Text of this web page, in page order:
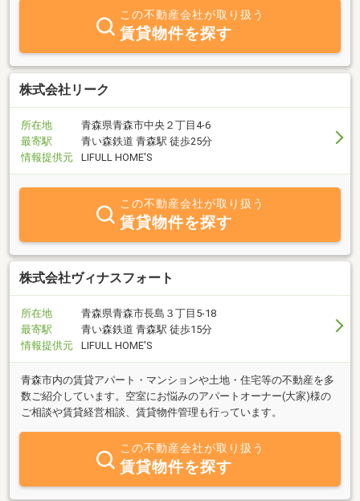
この不動産会社が取り扱う
賃貸物件を探す
株式会社リーク
所在地
青森県青森市中央２丁目4-6
最寄駅
青い森鉄道 青森駅 徒歩25分
情報提供元
LIFULL HOME'S
この不動産会社が取り扱う
賃貸物件を探す
株式会社ヴィナスフォート
所在地
青森県青森市長島３丁目5-18
最寄駅
青い森鉄道 青森駅 徒歩15分
情報提供元
LIFULL HOME'S
青森市内の賃貸アパート・マンションや土地・住宅等の不動産を多
数ご紹介しています。空室にお悩みのアパートオーナー(大家)様の
ご相談や賃貸経営相談、賃貸物件管理も行っています。
この不動産会社が取り扱う
賃貸物件を探す